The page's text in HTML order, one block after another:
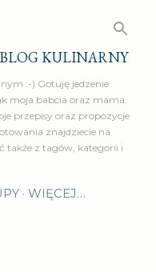
KULINARNY
:-) Gotuję jedzenie
moja babcia oraz mama.
przepisy oraz propozycje
znajdziecie na
także z tagów, kategorii i
WIĘCEJ…